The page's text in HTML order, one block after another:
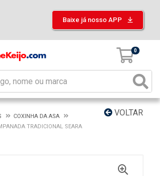
Baixe já nosso APP
0
VOLTAR
COXINHA DA ASA
TRADICIONAL SEARA